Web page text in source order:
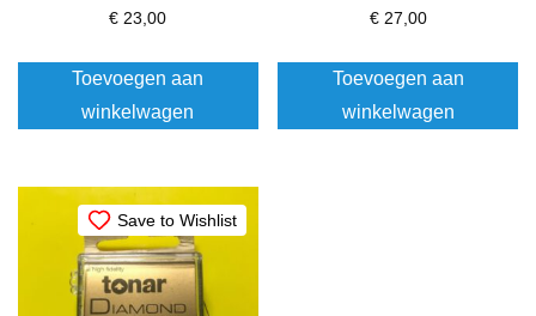
€ 23,00
Toevoegen aan
winkelwagen
€27,00
Toevoegen aan
winkelwagen
Save to Wishlist